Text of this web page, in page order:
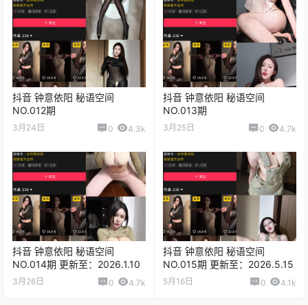
抖音 钟意依阳 秘语空间
NO.012期
3月24日 0 4.3k
抖音 钟意依阳 秘语空间
NO.013期
3月25日 0 4.7k
抖音 钟意依阳 秘语空间
NO.014期 更新至：2026.1.10
3月26日 0 4.7k
抖音 钟意依阳 秘语空间
NO.015期 更新至：2026.5.15
5月16日 0 4.1k